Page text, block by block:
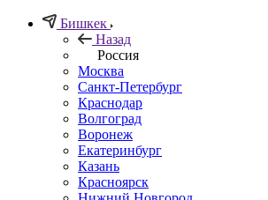
Бишкек
Назад
Россия
Москва
Санкт-Петербург
Краснодар
Волгоград
Воронеж
Екатеринбург
Казань
Красноярск